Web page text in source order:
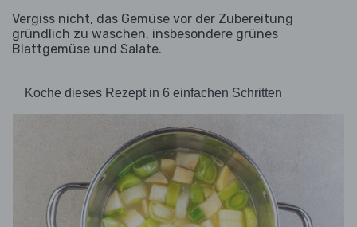
Vergiss nicht, das Gemüse vor der Zubereitung
gründlich zu waschen, insbesondere grünes
Blattgemüse und Salate.
Koche dieses Rezept in 6 einfachen Schritten